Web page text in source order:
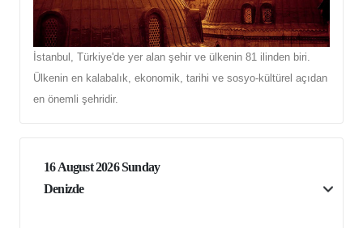
İstanbul, Türkiye'de yer alan şehir ve ülkenin 81 ilinden biri.
Ülkenin en kalabalık, ekonomik, tarihi ve sosyo-kültürel açıdan
en önemli şehridir.
16 August 2026 Sunday
Denizde